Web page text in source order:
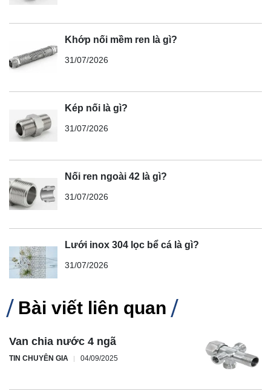
Khớp nối mềm ren là gì?
31/07/2026
Kép nối là gì?
31/07/2026
Nối ren ngoài 42 là gì?
31/07/2026
Lưới inox 304 lọc bể cá là gì?
31/07/2026
Bài viết liên quan
Van chia nước 4 ngã
TIN CHUYÊN GIA 04/09/2025